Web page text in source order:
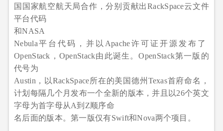
国国家航空航天局合作，分别贡献出RackSpace云文件
平台代码
和NASA
Nebula平台代码，并以Apache许可证开源发布了
OpenStack，OpenStack由此诞生。OpenStack第一版的
代号为
Austin，以RackSpace所在的美国德州Texas首府命名，
计划每隔几个月发布一个全新的版本，并且以26个英文
字母为首字母从A到Z顺序命
名后面的版本。第一版仅有Swift和Nova两个项目。